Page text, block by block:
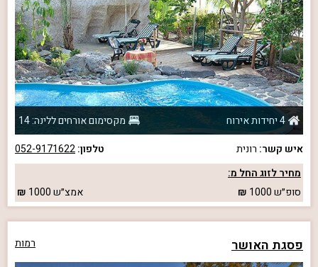
4 יחידות אירוח
מקסימום אורחים ללינה: 14
איש קשר: רונית טלפון:052-9171622
מחיר לזוג החל מ:
סופ״ש1000 אמצ״ש1000
פסגת האושר רמות